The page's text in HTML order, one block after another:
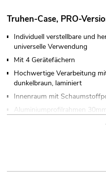
Truhen-Case, PRO-
Individuell verstellbare und
universelle Verwendung
Mit 4 Gerätefächern
Hochwertige Verarbeitung
dunkelbraun, laminiert
Innenraum mit
Aluminiumprofilrahmen